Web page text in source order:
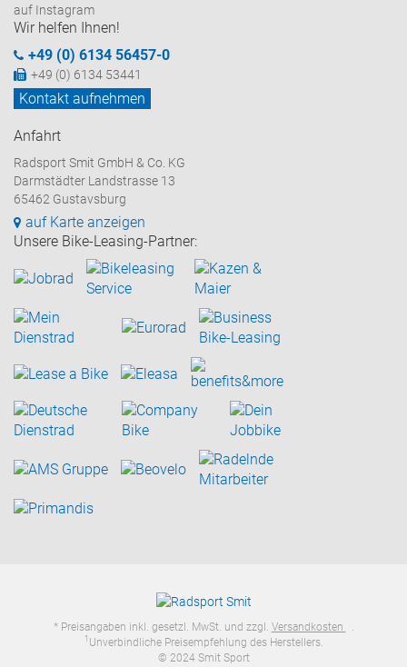
auf Instagram
Wir helfen Ihnen!
+49 (0) 6134 56457-0
+49 (0) 6134 53441
Kontakt aufnehmen
Anfahrt
Radsport Smit GmbH & Co. KG
Darmstädter Landstrasse 13
65462 Gustavsburg
auf Karte anzeigen
Unsere Bike-Leasing-Partner:
* Preisangaben inkl. gesetzl. MwSt. und zzgl. Versandkosten .
1 Unverbindliche Preisempfehlung des Herstellers.
© 2024 Smit Sport